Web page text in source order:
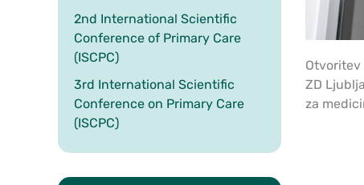
2nd International Scientific
Conference of Primary Care
(ISCPC)
3rd International Scientific
Conference on Primary Care
(ISCPC)
Otvoritev
ZD
za